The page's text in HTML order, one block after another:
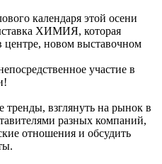
календаря этой осени
ХИМИЯ, которая
новом выставочном
участие в
взглянуть на рынок в
разных компаний,
отношения и обсудить